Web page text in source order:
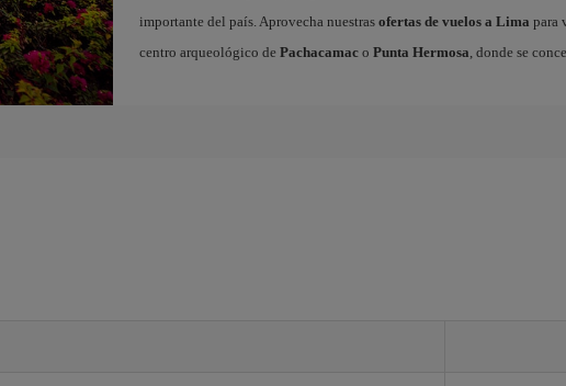
importante del país. Aprovecha nuestras ofertas de vuelos a Lima para
centro arqueológico de Pachacamaco Punta Hermosa, donde se